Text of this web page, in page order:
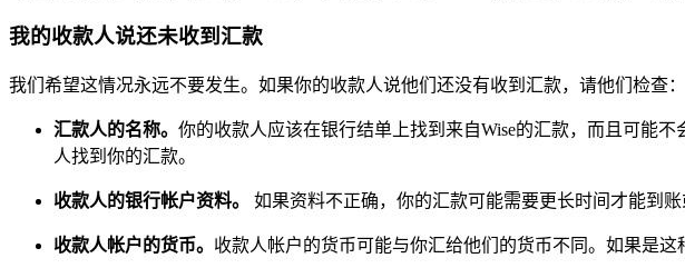
我的收款人说还未收到汇款
我们希望这情况永远不要发生。如果你的收款人说他们还没有收到汇款，请他们检查：
汇款人的名称。 你的收款人应该在银行结单上找到来自Wise的汇款，而且可能
人找到你的汇款。
收款人的银行帐户资料。 如果资料不正确，你的汇款可能需要更长时间才能到账
收款人帐户的货币。 收款人帐户的货币可能与你汇给他们的货币不同。如果是